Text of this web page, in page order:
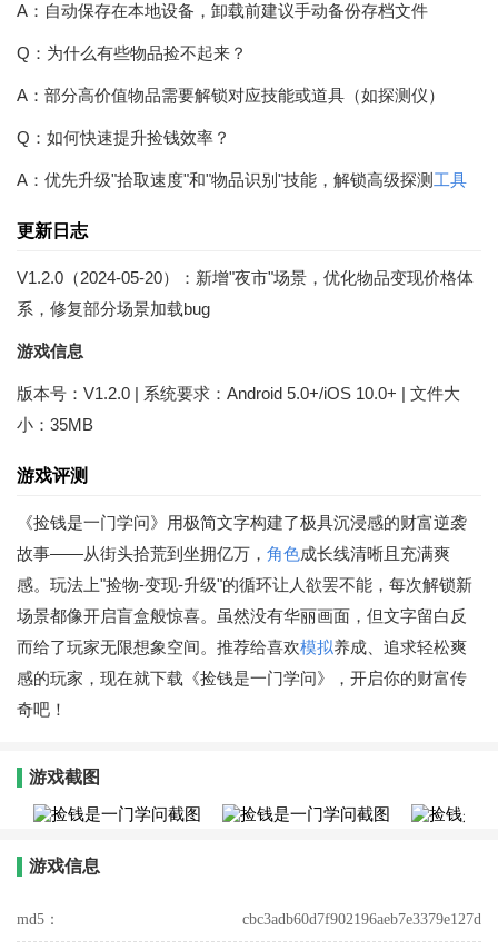
A：自动保存在本地设备，卸载前建议手动备份存档文件
Q：为什么有些物品捡不起来？
A：部分高价值物品需要解锁对应技能或道具（如探测仪）
Q：如何快速提升捡钱效率？
A：优先升级"拾取速度"和"物品识别"技能，解锁高级探测 工具
更新日志
V1.2.0（2024-05-20）：新增"夜市"场景，优化物品变现价格体
系，修复部分场景加载bug
游戏信息
版本号：V1.2.0 | 系统要求：Android 5.0+/iOS 10.0+ | 文件大
小：35MB
游戏评测
《捡钱是一门学问》用极简文字构建了极具沉浸感的财富逆袭
故事——从街头拾荒到坐拥亿万， 角色成长线清晰且充满爽
感。玩法上"捡物-变现-升级"的循环让人欲罢不能，每次解锁新
场景都像开启盲盒般惊喜。虽然没有华丽画面，但文字留白反
而给了玩家无限想象空间。推荐给喜欢模拟养成、追求轻松爽
感的玩家，现在就下载《捡钱是一门学问》，开启你的财富传
奇吧！
游戏截图
游戏信息
md5： cbc3adb60d7f902196aeb7e3379e127d